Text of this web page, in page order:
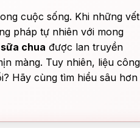
cuộc sống. Khi những vết
pháp tự nhiên với mong
chua được lan truyền
màng. Tuy nhiên, liệu công
Hãy cùng tìm hiểu sâu hơn